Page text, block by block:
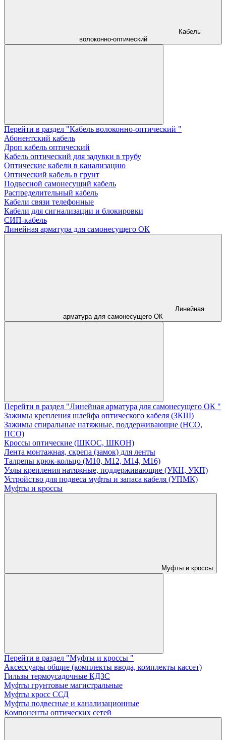
Кабель
волоконно-оптический
Перейти в раздел "Кабель волоконно-оптический "
Абонентский кабель
Дроп кабель оптический
Кабель оптический для задувки в трубу
Оптические кабели в канализацию
Оптический кабель в грунт
Подвесной самонесущий кабель
Распределительный кабель
Кабели связи телефонные
Кабели для сигнализации и блокировки
СИП-кабель
Линейная арматура для самонесущего ОК
Линейная
арматура для самонесущего ОК
Перейти в раздел "Линейная арматура для самонесущего ОК "
Зажимы крепления шлейфа оптического кабеля (ЗКШ)
Зажимы спиральные натяжные, поддерживающие (НСО,
ПСО)
Кроссы оптические (ШКОС, ШКОН)
Лента монтажная, скрепа (замок) для ленты
Талрепы крюк-кольцо (М10, М12, М14, М16)
Узлы крепления натяжные, поддерживающие (УКН, УКП)
Устройство для подвеса муфты и запаса кабеля (УПМК)
Муфты и кроссы
Муфты и кроссы
Перейти в раздел "Муфты и кроссы "
Аксессуары общие (комплекты ввода, комплекты кассет)
Гильзы термоусадочные КДЗС
Муфты грунтовые магистральные
Муфты кросс ССД
Муфты подвесные и канализационные
Компоненты оптических сетей